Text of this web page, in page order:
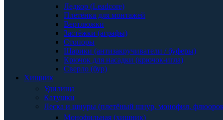
Ледкор (Leadcore)
Плетёнка для монтажей
Вертлюжки
Застёжки (аграфы)
Стопоры
Шарики (антизакручиватели / буферы)
Крючок для насадки (крючок-игла)
Сверло (бур)
Хищник
Удилища
Катушки
Леска и шнуры (плетёный шнур, монофил,
Монофильная (хищник)